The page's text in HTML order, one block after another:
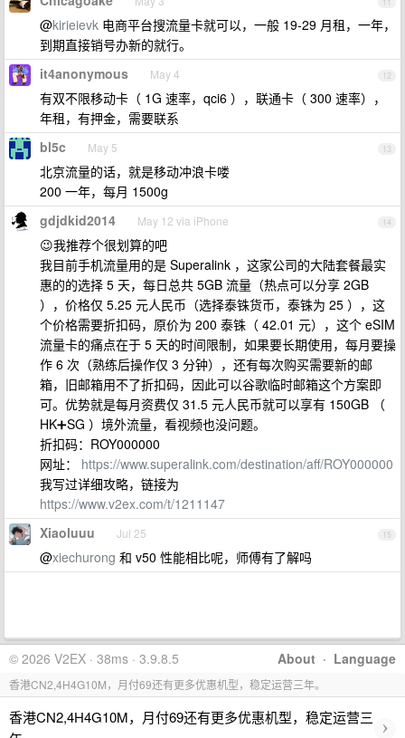
@kirieievk 电商平台搜流量卡就可以，一般 19-29 月租，一年，
到期直接销号办新的就行。
12
it4anonymous May 4
有双不限移动卡（ 1G 速率，qci6 ），联通卡（ 300 速率），
年租，有押金，需要联系
13
bl5c May 5
北京流量的话，就是移动冲浪卡喽
200 一年，每月 1500g
14
gdjdkid2014 May 12 via iPhone
😉我推荐个很划算的吧
我目前手机流量用的是 Superalink ，这家公司的大陆套餐最实
惠的的选择 5 天，每日总共 5GB 流量（热点可以分享 2GB
），价格仅 5.25 元人民币（选择泰铢货币，泰铢为 25 ），这
个价格需要折扣码，原价为 200 泰铢（ 42.01 元），这个 eSIM
流量卡的痛点在于 5 天的时间限制，如果要长期使用，每月要操
作 6 次（熟练后操作仅 3 分钟），还有每次购买需要新的邮
箱，旧邮箱用不了折扣码，因此可以谷歌临时邮箱这个方案即
可。优势就是每月资费仅 31.5 元人民币就可以享有 150GB （
HK➕SG ）境外流量，看视频也没问题。
折扣码：ROY000000
网址： https://www.superalink.com/destination/aff/ROY000000
我写过详细攻略，链接为
https://www.v2ex.com/t/1211147
15
Xiaoluuu Jul 25
@xiechurong 和 v50 性能相比呢，师傅有了解吗
About · Language
© 2026 V2EX · 38ms · 3.9.8.5
香港CN2,4H4G10M，月付69还有更多优惠机型，稳定运营三年。
香港CN2,4H4G10M，月付69还有更多优惠机型，稳定运营三 ›